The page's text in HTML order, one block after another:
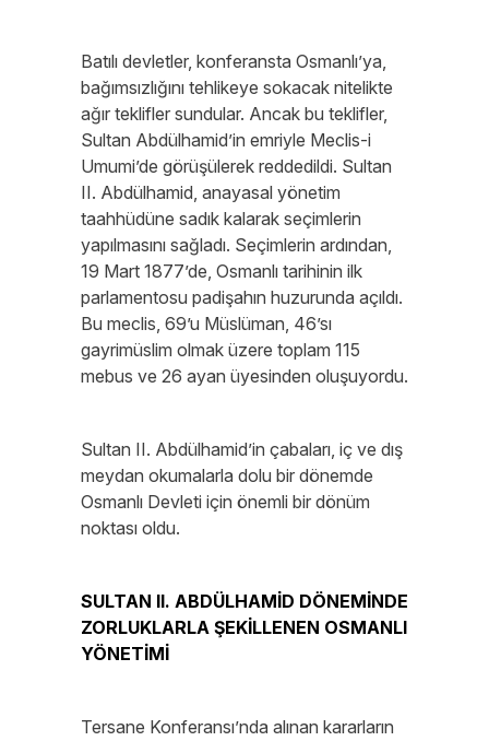
Batılı devletler, konferansta Osmanlı’ya,
bağımsızlığını tehlikeye sokacak nitelikte
ağır teklifler sundular. Ancak bu teklifler,
Sultan Abdülhamid’in emriyle Meclis-i
Umumi’de görüşülerek reddedildi. Sultan
II. Abdülhamid, anayasal yönetim
taahhüdüne sadık kalarak seçimlerin
yapılmasını sağladı. Seçimlerin ardından,
19 Mart 1877’de, Osmanlı tarihinin ilk
parlamentosu padişahın huzurunda açıldı.
Bu meclis, 69’u Müslüman, 46’sı
gayrimüslim olmak üzere toplam 115
mebus ve 26 ayan üyesinden oluşuyordu.
Sultan II. Abdülhamid’in çabaları, iç ve dış
meydan okumalarla dolu bir dönemde
Osmanlı Devleti için önemli bir dönüm
noktası oldu.
SULTAN II. ABDÜLHAMİD DÖNEMİNDE
ZORLUKLARLA ŞEKİLLENEN OSMANLI
YÖNETİMİ
Tersane Konferansı’nda alınan kararların